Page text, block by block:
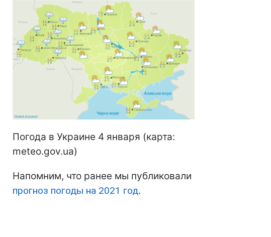
Погода в Украине 4 января (карта:
meteo.gov.ua)
Напомним, что ранее мы публиковали
прогноз погоды на 2021 год.